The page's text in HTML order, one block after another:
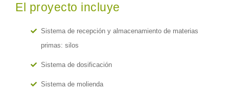
El proyecto incluye
Sistema de recepción y almacenamiento de materias
primas: silos
Sistema de dosificación
Sistema de molienda